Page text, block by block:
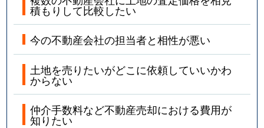
積もりして比較したい
今の不動産会社の担当者と相性が悪い
土地を売りたいがどこに依頼していいかわ
からない
仲介手数料など不動産売却における費用が
知りたい